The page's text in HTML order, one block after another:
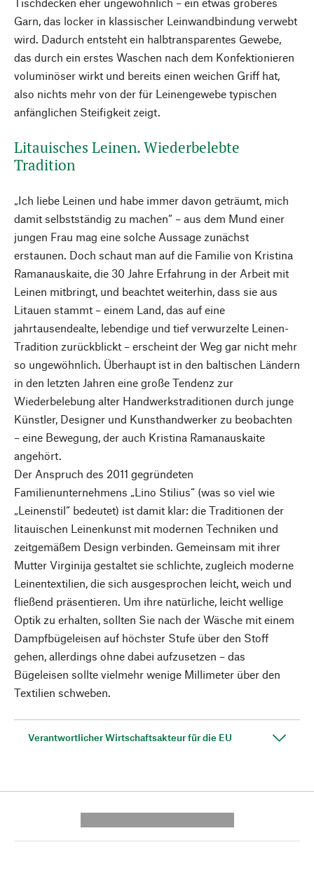
Garn, das locker in klassischer Leinwandbindung verwebt
wird. Dadurch entsteht ein halbtransparentes Gewebe,
das durch ein erstes Waschen nach dem Konfektionieren
voluminöser wirkt und bereits einen weichen Griff hat,
also nichts mehr von der für Leinengewebe typischen
anfänglichen Steifigkeit zeigt.
Litauisches Leinen. Wiederbelebte
Tradition
„Ich liebe Leinen und habe immer davon geträumt, mich
damit selbstständig zu machen“ – aus dem Mund einer
jungen Frau mag eine solche Aussage zunächst
erstaunen. Doch schaut man auf die Familie von Kristina
Ramanauskaite, die 30 Jahre Erfahrung in der Arbeit mit
Leinen mitbringt, und beachtet weiterhin, dass sie aus
Litauen stammt – einem Land, das auf eine
jahrtausendealte, lebendige und tief verwurzelte Leinen-
Tradition zurückblickt – erscheint der Weg gar nicht mehr
so ungewöhnlich. Überhaupt ist in den baltischen Ländern
in den letzten Jahren eine große Tendenz zur
Wiederbelebung alter Handwerkstraditionen durch junge
Künstler, Designer und Kunsthandwerker zu beobachten
– eine Bewegung, der auch Kristina Ramanauskaite
angehört.
Der Anspruch des 2011 gegründeten
Familienunternehmens „Lino Stilius“ (was so viel wie
„Leinenstil“ bedeutet) ist damit klar: die Traditionen der
litauischen Leinenkunst mit modernen Techniken und
zeitgemäßem Design verbinden. Gemeinsam mit ihrer
Mutter Virginija gestaltet sie schlichte, zugleich moderne
Leinentextilien, die sich ausgesprochen leicht, weich und
fließend präsentieren. Um ihre natürliche, leicht wellige
Optik zu erhalten, sollten Sie nach der Wäsche mit einem
Dampfbügeleisen auf höchster Stufe über den Stoff
gehen, allerdings ohne dabei aufzusetzen – das
Bügeleisen sollte vielmehr wenige Millimeter über den
Textilien schweben.
Verantwortlicher Wirtschaftsakteur für die EU